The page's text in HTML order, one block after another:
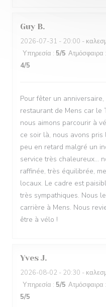
Guy B
2026-07-31 - 20:00 -
Υπηρεσία : 5/5 Ατμόσφαιρα :
4/5
Pour fêter un
restaurant de Mens car le
nous aimons parcourir à
ce soir là, nous avons
peu en retard malgré un
service très chaleureux...
raffinée, très équilibrée,
locaux. Le cadre est
très sympathiques. Nous
carrière à Mens. Nous
être à vélo !
Yves J
2026-08-02 - 20:30 -
Υπηρεσία : 5/5 Ατμόσφαιρα :
5/5